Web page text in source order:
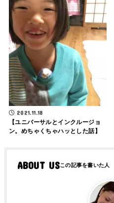
2021.11.18
【ユニバーサルとインクルージョ
ン。めちゃくちゃハッとした話】
ABOUT US